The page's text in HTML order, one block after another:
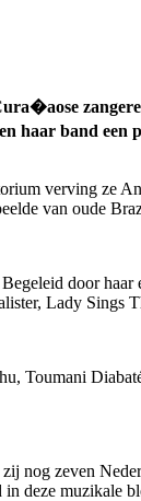
band
verving
van oude
door
Lady Sings
Toumani
nog zeven
deze muzikale